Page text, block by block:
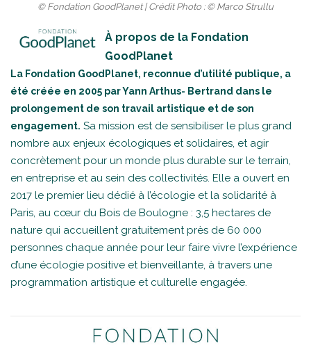
© Fondation GoodPlanet | Crédit Photo : © Marco Strullu
À propos de la Fondation
GoodPlanet
La Fondation GoodPlanet, reconnue d’utilité publique, a
été créée en 2005 par Yann Arthus- Bertrand dans le
prolongement de son travail artistique et de son
engagement. Sa mission est de sensibiliser le plus grand
nombre aux enjeux écologiques et solidaires, et agir
concrètement pour un monde plus durable sur le terrain,
en entreprise et au sein des collectivités. Elle a ouvert en
2017 le premier lieu dédié à l’écologie et la solidarité à
Paris, au cœur du Bois de Boulogne : 3,5 hectares de
nature qui accueillent gratuitement près de 60 000
personnes chaque année pour leur faire vivre l’expérience
d’une écologie positive et bienveillante, à travers une
programmation artistique et culturelle engagée.